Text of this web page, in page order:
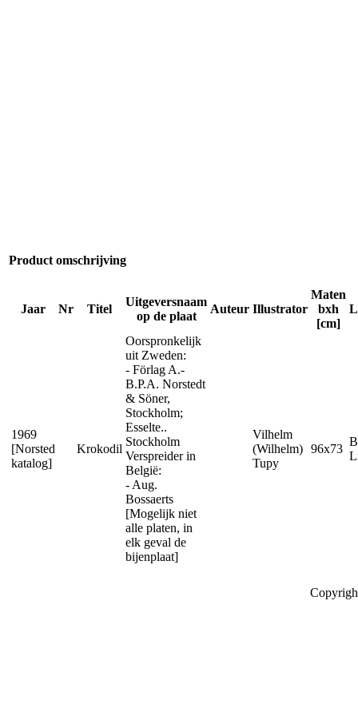
Product omschrijving
Jaar Nr Titel
Uitgeversnaam
op de plaat
Auteur Illustrator
Maten
bxh
[cm]
1969
[Norsted
katalog]
Krokodil
Oorspronkelijk
uit Zweden:
- Förlag A.-
B.P.A. Norstedt
& Söner,
Stockholm;
Esselte..
Stockholm
Verspreider in
België:
- Aug.
Bossaerts
[Mogelijk niet
alle platen, in
elk geval de
bijenplaat]
Vilhelm
(Wilhelm)
Tupy
96x73